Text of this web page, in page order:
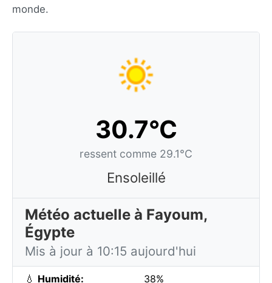
monde.
30.7°C
ressent comme 29.1°C
Ensoleillé
Météo actuelle à Fayoum,
Égypte
Mis à jour à 10:15 aujourd'hui
💧 Humidité: 38%